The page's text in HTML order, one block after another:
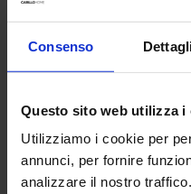
Consenso
Questo sito web utilizza i
Utilizziamo i cookie per
annunci, per fornire
analizzare il nostro